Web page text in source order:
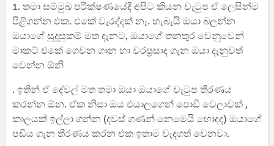
1. තමා සම්මුඛ පරීක්ෂණයේදී අපිට කියන වැටුප ඒ ලෙසින්ම
පිළිගන්න එක. එකේ වැරද්දක් නෑ. හැබැයි ඔයා බලන්න
ඔයාගේ සුදුසුකම් මත දැනට, ඔයාගේ තනතුර වෙනුවෙන්
මාකට් එකේ ගෙවන ගාන හා වරප්‍රසාද ගැන ඔයා දැනුවත්
වෙන්න ඕනි
. ඉතින් ඒ දේවල් මත තමා ඔයා ඔයාගේ වැටුප තීරණය
කරන්න ඕන. ඒක නිසා ඔය එයාලගෙන් පොඩි වෙලාවක් ,
කාලයක් ඉල්ලා ගන්න (දවස් ගණන් නෙමෙයි හොදද) ඔයාගේ
පඩිය ගැන තීරණය කරන එක ඉතාම වැදගත් වෙනවා.